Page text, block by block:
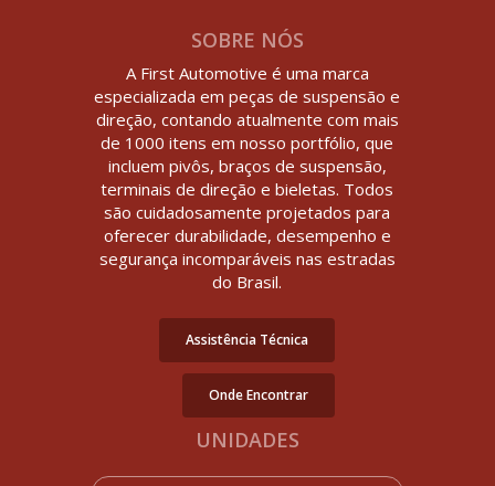
SOBRE NÓS
A First Automotive é uma marca
especializada em peças de suspensão e
direção, contando atualmente com mais
de 1000 itens em nosso portfólio, que
incluem pivôs, braços de suspensão,
terminais de direção e bieletas. Todos
são cuidadosamente projetados para
oferecer durabilidade, desempenho e
segurança incomparáveis nas estradas
do Brasil.
Assistência Técnica
Onde Encontrar
UNIDADES